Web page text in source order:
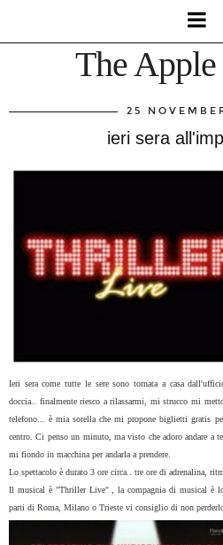
The
25
ieri sera
Ieri sera come tutte le sere sono tornata a casa
doccia.. finalmente riesco a rilassarmi, mi strucco mi
telefono... è mia sorella che mi propone biglietti gratis
centro. Ci penso un minuto, ma visto che adoro andare a
mi fiondo in macchina per andarla a prendere.
Lo spettacolo è durato 3 ore circa.. tre ore di adrenalina,
Il musical è "Thriller Live" , la compagnia di musical è
parti di Roma, Milano o Trieste vi consiglio di non